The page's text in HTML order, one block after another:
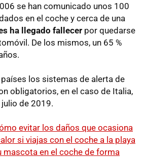
se han comunicado unos 100
en el coche y cerca de una
ha llegado fallecer por quedarse
De los mismos, un 65 %
los sistemas de alerta de
obligatorios, en el caso de Italia,
de 2019.
evitar los daños que ocasiona
si viajas con el coche a la playa
mascota en el coche de forma